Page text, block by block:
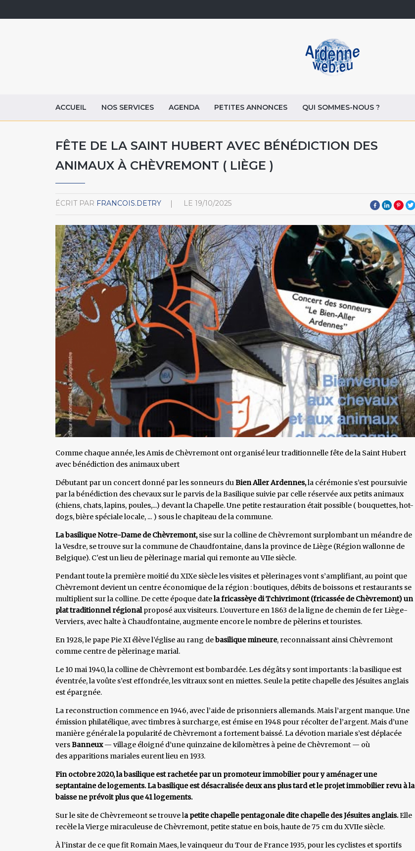
ACCUEIL NOS SERVICES AGENDA PETITES ANNONCES QUI SOMMES-NOUS ?
FÊTE DE LA SAINT HUBERT AVEC BÉNÉDICTION DES
ANIMAUX À CHÈVREMONT ( LIÈGE )
ÉCRIT PAR FRANCOIS.DETRY LE 19/10/2025
Comme chaque année, les Amis de Chèvremont ont organisé leur traditionnelle fête de la Saint Hubert
avec bénédiction des animaux ubert
Débutant par un concert donné par les sonneurs duBien Aller Ardennes,la cérémonie s’est poursuivie
par la bénédiction des chevaux sur le parvis de la Basilique suivie par celle réservée aux petits animaux
(chiens, chats, lapins, poules,...) devant la Chapelle. Une petite restauration était possible ( bouquettes, hot-
dogs, bière spéciale locale, ... ) sous le chapiteau de la commune.
La basilique Notre-Dame de Chèvremont,sise sur la colline de Chèvremont surplombant un méandre de
la Vesdre, se trouve sur la commune de Chaudfontaine, dans la province de Liège (Région wallonne de
Belgique). C'est un lieu de pèlerinage marial qui remonte au VIIe siècle.
Pendant toute la première moitié du XIXe siècle les visites et pèlerinages vont s’amplifiant, au point que
Chèvremont devient un centre économique de la région : boutiques, débits de boissons et restaurants se
multiplient sur la colline. De cette époque datela fricassèye di Tchivrimont (fricassée de Chèvremont) un
plat traditionnel régionalproposé aux visiteurs. L’ouverture en 1863 de la ligne de chemin de fer Liège-
Verviers, avec halte à Chaudfontaine, augmente encore le nombre de pèlerins et touristes.
En 1928, le pape Pie XI élève l’église au rang debasilique mineure, reconnaissant ainsi Chèvremont
comme centre de pèlerinage marial.
Le 10 mai 1940, la colline de Chèvremont est bombardée. Les dégâts y sont importants : la basilique est
éventrée, la voûte s’est effondrée, les vitraux sont en miettes. Seule la petite chapelle des Jésuites anglais
est épargnée.
La reconstruction commence en 1946, avec l’aide de prisonniers allemands. Mais l’argent manque. Une
émission philatélique, avec timbres à surcharge, est émise en 1948 pour récolter de l’argent. Mais d’une
manière générale la popularité de Chèvremont a fortement baissé. La dévotion mariale s’est déplacée
versBanneux— village éloigné d’une quinzaine de kilomètres à peine de Chèvremont — où
des apparitions mariales eurent lieu en 1933.
Fin octobre 2020, la basilique est rachetée par un promoteur immobilier pour y aménager une
septantaine de logements. La basilique est désacralisée deux ans plus tard et le projet immobilier revu à la
baisse ne prévoit plus que 41 logements.
Sur le site de Chèvremeont se trouve la petite chapelle pentagonale dite chapelle des Jésuites anglais.Elle
recèle la Vierge miraculeuse de Chèvremont, petite statue en bois, haute de 75 cm du XVIIe siècle.
À l’instar de ce que fit Romain Maes, le vainqueur du Tour de France 1935, pour les cyclistes et sportifs